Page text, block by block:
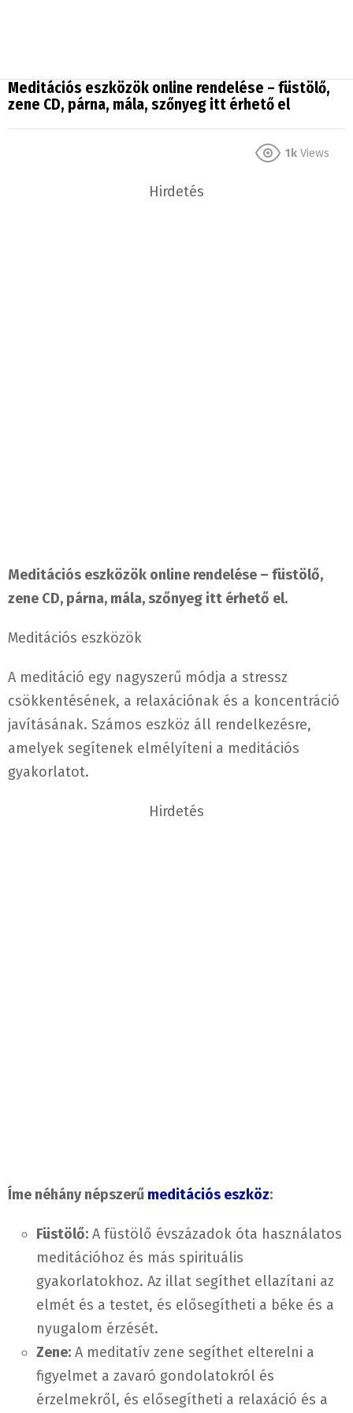
Meditációs eszközök online rendelése – füstölő,
zene CD, párna, mála, szőnyeg itt érhető el
1k Views
Hirdetés
Meditációs eszközök online rendelése – füstölő,
zene CD, párna, mála, szőnyeg itt érhető el.
Meditációs eszközök
A meditáció egy nagyszerű módja a stressz
csökkentésének, a relaxációnak és a koncentráció
javításának. Számos eszköz áll rendelkezésre,
amelyek segítenek elmélyíteni a meditációs
gyakorlatot.
Hirdetés
Íme néhány népszerű meditációs eszköz:
Füstölő: A füstölő évszázadok óta használatos
meditációhoz és más spirituális
gyakorlatokhoz. Az illat segíthet ellazítani az
elmét és a testet, és elősegítheti a béke és a
nyugalom érzését.
Zene: A meditatív zene segíthet elterelni a
figyelmet a zavaró gondolatokról és
érzelmekről, és elősegítheti a relaxáció és a